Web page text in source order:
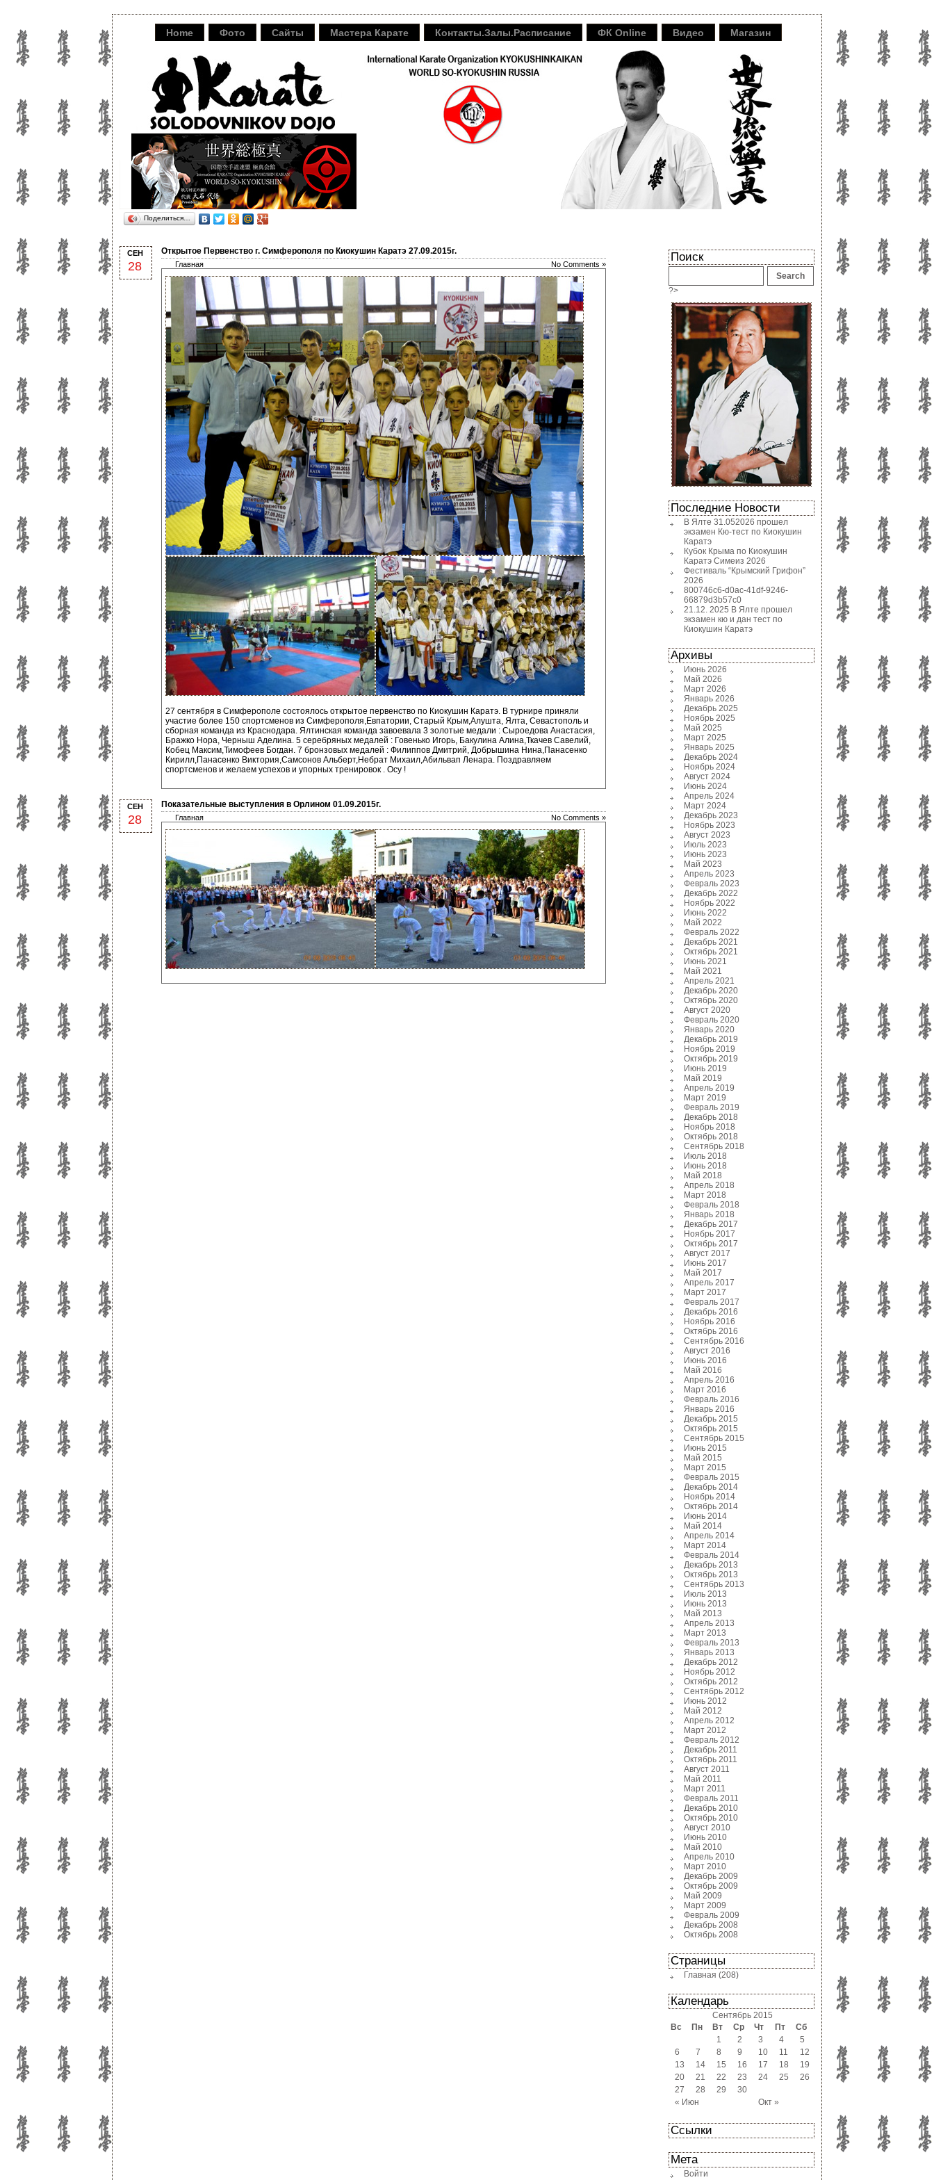
Home Фото Сайты Мастера Карате Контакты.Залы.Расписание ФК Online Видео Магазин
Поделиться…
СЕН
28
Открытое Первенство г. Симферополя по Киокушин Каратэ 27.09.2015г.
Главная No Comments »
27 сентября в Симферополе состоялось открытое первенство по Киокушин Каратэ. В турнире приняли
участие более 150 спортсменов из Симферополя,Евпатории, Старый Крым,Алушта, Ялта, Севастополь и
сборная команда из Краснодара. Ялтинская команда завоевала 3 золотые медали : Сыроедова Анастасия,
Бражко Нора, Черныш Аделина. 5 серебряных медалей : Говенько Игорь, Бакулина Алина,Ткачев Савелий,
Кобец Максим,Тимофеев Богдан. 7 бронзовых медалей : Филиппов Дмитрий, Добрышина Нина,Панасенко
Кирилл,Панасенко Виктория,Самсонов Альберт,Небрат Михаил,Абильвап Ленара. Поздравляем
спортсменов и желаем успехов и упорных тренировок . Осу !
СЕН
28
Показательные выступления в Орлином 01.09.2015г.
Главная No Comments »
Поиск
?>
Последние Новости
В Ялте 31.052026 прошел
экзамен Кю-тест по Киокушин
Каратэ
Кубок Крыма по Киокушин
Каратэ Симеиз 2026
Фестиваль “Крымский Грифон”
2026
800746c6-d0ac-41df-9246-
66879d3b57c0
21.12. 2025 В Ялте прошел
экзамен кю и дан тест по
Киокушин Каратэ
Архивы
Июнь 2026
Май 2026
Март 2026
Январь 2026
Декабрь 2025
Ноябрь 2025
Май 2025
Март 2025
Январь 2025
Декабрь 2024
Ноябрь 2024
Август 2024
Июнь 2024
Апрель 2024
Март 2024
Декабрь 2023
Ноябрь 2023
Август 2023
Июль 2023
Июнь 2023
Май 2023
Апрель 2023
Февраль 2023
Декабрь 2022
Ноябрь 2022
Июнь 2022
Май 2022
Февраль 2022
Декабрь 2021
Октябрь 2021
Июнь 2021
Май 2021
Апрель 2021
Декабрь 2020
Октябрь 2020
Август 2020
Февраль 2020
Январь 2020
Декабрь 2019
Ноябрь 2019
Октябрь 2019
Июнь 2019
Май 2019
Апрель 2019
Март 2019
Февраль 2019
Декабрь 2018
Ноябрь 2018
Октябрь 2018
Сентябрь 2018
Июль 2018
Июнь 2018
Май 2018
Апрель 2018
Март 2018
Февраль 2018
Январь 2018
Декабрь 2017
Ноябрь 2017
Октябрь 2017
Август 2017
Июнь 2017
Май 2017
Апрель 2017
Март 2017
Февраль 2017
Декабрь 2016
Ноябрь 2016
Октябрь 2016
Сентябрь 2016
Август 2016
Июнь 2016
Май 2016
Апрель 2016
Март 2016
Февраль 2016
Январь 2016
Декабрь 2015
Октябрь 2015
Сентябрь 2015
Июнь 2015
Май 2015
Март 2015
Февраль 2015
Декабрь 2014
Ноябрь 2014
Октябрь 2014
Июнь 2014
Май 2014
Апрель 2014
Март 2014
Февраль 2014
Декабрь 2013
Октябрь 2013
Сентябрь 2013
Июль 2013
Июнь 2013
Май 2013
Апрель 2013
Март 2013
Февраль 2013
Январь 2013
Декабрь 2012
Ноябрь 2012
Октябрь 2012
Сентябрь 2012
Июнь 2012
Май 2012
Апрель 2012
Март 2012
Февраль 2012
Декабрь 2011
Октябрь 2011
Август 2011
Май 2011
Март 2011
Февраль 2011
Декабрь 2010
Октябрь 2010
Август 2010
Июнь 2010
Май 2010
Апрель 2010
Март 2010
Декабрь 2009
Октябрь 2009
Май 2009
Март 2009
Февраль 2009
Декабрь 2008
Октябрь 2008
Страницы
Главная (208)
Календарь
Сентябрь 2015
Вс
Пн Вт Ср Чт Пт Сб
« Июн Окт »
1 2 3 4
5
6
7 8 9 10 11
12
13
14 15 16 17 18
19
20
21 22 23 24 25
26
27
28 29 30
Ссылки
Мета
Войти